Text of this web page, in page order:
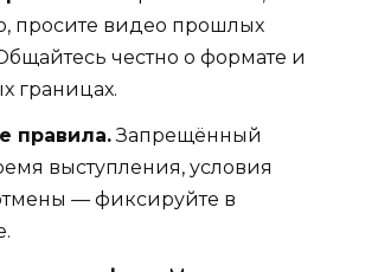
просите видео прошлых
честно о формате и
границах.
правила.Запрещённый
выступления, условия
— фиксируйте в